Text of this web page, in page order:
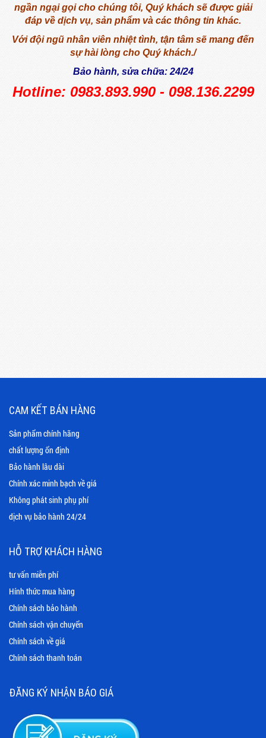
ngần ngại gọi cho chúng tôi, Quý khách sẽ được giải
đáp về dịch vụ, sản phẩm và các thông tin khác.
Với đội ngũ nhân viên nhiệt tình, tận tâm sẽ mang đến
sự hài lòng cho Quý khách./
Bảo hành, sửa chữa: 24/24
Hotline: 0983.893.990 - 098.136.2299
CAM KẾT BÁN HÀNG
Sản phẩm chính hãng
chất lượng ổn định
Bảo hành lâu dài
Chính xác minh bạch về giá
Không phát sinh phụ phí
dịch vụ bảo hành 24/24
HỖ TRỢ KHÁCH HÀNG
tư vấn miễn phí
Hính thức mua hàng
Chính sách bảo hành
Chính sách vận chuyển
Chính sách về giá
Chính sách thanh toán
ĐĂNG KÝ NHẬN BÁO GIÁ